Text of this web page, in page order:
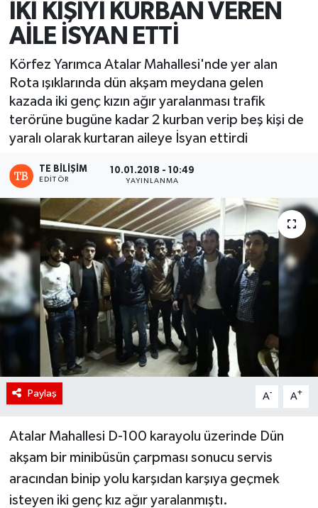
İKİ KİŞİYİ KURBAN VEREN
AİLE İSYAN ETTİ
Körfez Yarımca Atalar Mahallesi'nde yer alan
Rota ışıklarında dün akşam meydana gelen
kazada iki genç kızın ağır yaralanması trafik
terörüne bugüne kadar 2 kurban verip beş kişi de
yaralı olarak kurtaran aileye İsyan ettirdi
TE BILIŞIM
EDITÖR
10.01.2018 - 10:49
YAYINLANMA
Paylaş A- A+
Atalar Mahallesi D-100 karayolu üzerinde Dün
akşam bir minibüsün çarpması sonucu servis
aracından binip yolu karşıdan karşıya geçmek
isteyen iki genç kız ağır yaralanmıştı.